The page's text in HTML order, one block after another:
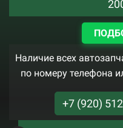
Наличие всех
по номеру телефона
+7 (920)